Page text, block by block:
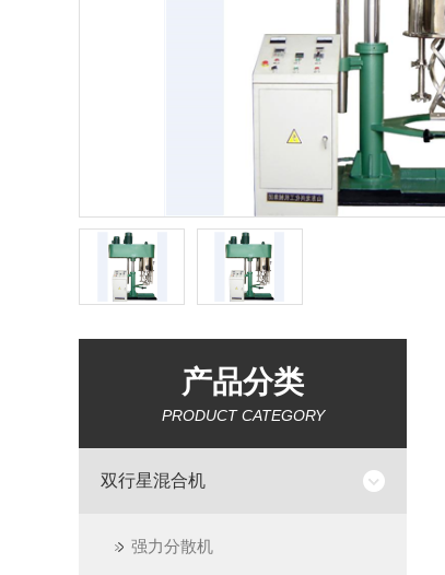
产品分类
PRODUCT CATEGORY
双行星混合机
强力分散机